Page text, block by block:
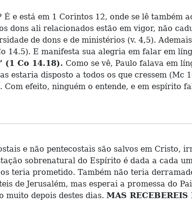
está em 1 Corintos 12, onde se lê também
dons ali relacionados estão em vigor, não
de dons e de ministérios (v. 4,5).
14.5). E manifesta sua alegria em falar em
(1 Co 14.18). Como se vê, Paulo falava em
estaria disposto a todos os que cressem (Mc
efeito, ninguém o entende, e em espírito
e não pentecostais são salvos em Cristo,
sobrenatural do Espírito é dada a cada
teria prometido. Também não teria
de Jerusalém, mas esperai a promessa do
muito depois destes dias. MAS RECEBEREIS